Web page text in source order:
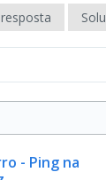
- Ping na